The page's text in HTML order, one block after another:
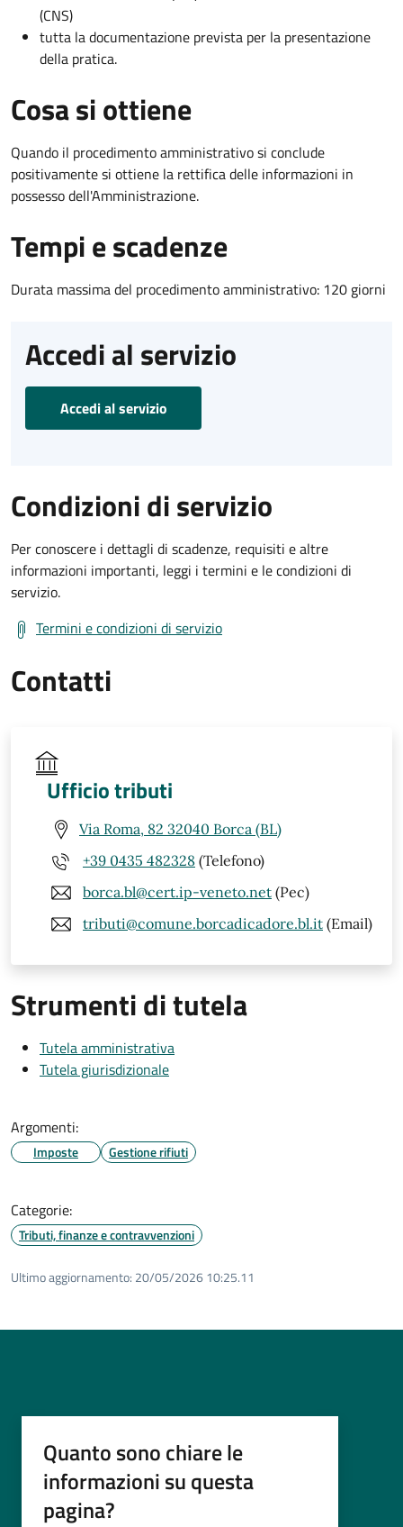
(CNS)
tutta la documentazione prevista per la presentazione
della pratica.
Cosa si ottiene
Quando il procedimento amministrativo si conclude
positivamente si ottiene la rettifica delle informazioni in
possesso dell'Amministrazione.
Tempi e scadenze
Durata massima del procedimento amministrativo: 120 giorni
Accedi al servizio
Accedi al servizio
Condizioni di servizio
Per conoscere i dettagli di scadenze, requisiti e altre
informazioni importanti, leggi i termini e le condizioni di
servizio.
Termini e condizioni di servizio
Contatti
Ufficio tributi
Via Roma, 82 32040 Borca (BL)
+39 0435 482328 (Telefono)
borca.bl@cert.ip-veneto.net (Pec)
tributi@comune.borcadicadore.bl.it (Email)
Strumenti di tutela
Tutela amministrativa
Tutela giurisdizionale
Argomenti:
Imposte Gestione rifiuti
Categorie:
Tributi, finanze e contravvenzioni
Ultimo aggiornamento: 20/05/2026 10:25.11
Quanto sono chiare le
informazioni su questa
pagina?